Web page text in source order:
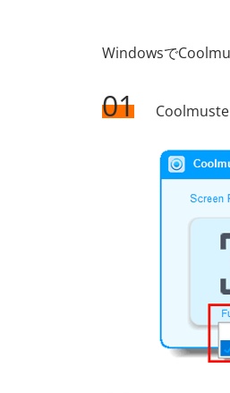
Windowsで
01